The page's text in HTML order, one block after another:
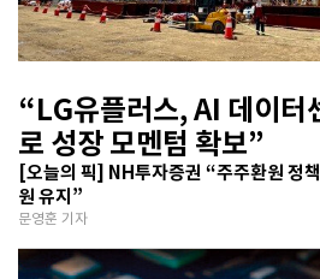
“LG유플러스, AI 데이터
로 성장 모멘텀 확보”
[오늘의 픽] NH투자증권 “주주환원 정
원 유지”
문영훈 기자